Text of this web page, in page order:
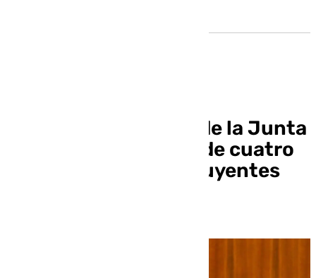
Las bajadas de IRPF de la Junta
«beneficiaran a más de cuatro
millones» de contribuyentes